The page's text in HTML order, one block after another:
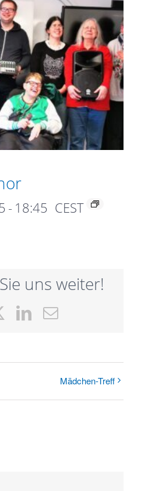
- 18:45 CEST
uns weiter!
LinkedIn
E-
Mädchen-Treff